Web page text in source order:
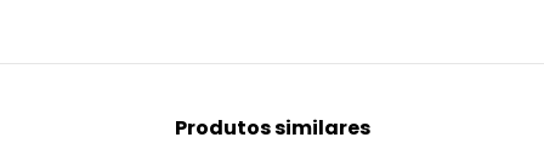
Produtos similares